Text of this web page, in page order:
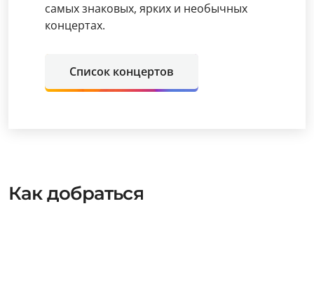
самых знаковых, ярких и необычных
концертах.
Список концертов
Как добраться